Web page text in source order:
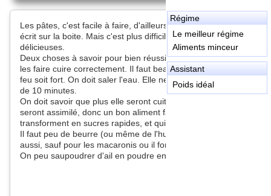
Régime
Le meilleur régime
Aliments minceur
Assistant
Poids idéal
Les pâtes, c'est facile à faire, d'ailleurs le mode d'emploi est
écrit sur la boite. Mais c'est plus difficile de faire qu'elle soient
délicieuses.
Deux choses à savoir pour bien réussir les pâtes, donc pour
les faire cuire correctement. Il faut beaucoup d'eau, et que le
feu soit fort. On doit saler l'eau. Elle ne devraient pas cuire plus
de 10 minutes.
On doit savoir que plus elle seront cuites et plus vite les sucres
seront assimilé, donc un bon aliment fait de sucres lents qui se
transforment en sucres rapides, et qui favorisent l'embonpoint.
Il faut peu de beurre (ou même de l'huile). Peu de gruyère
aussi, sauf pour les macaronis ou il fond et brunit au four.
On peu saupoudrer d'ail en poudre en quantité infime.